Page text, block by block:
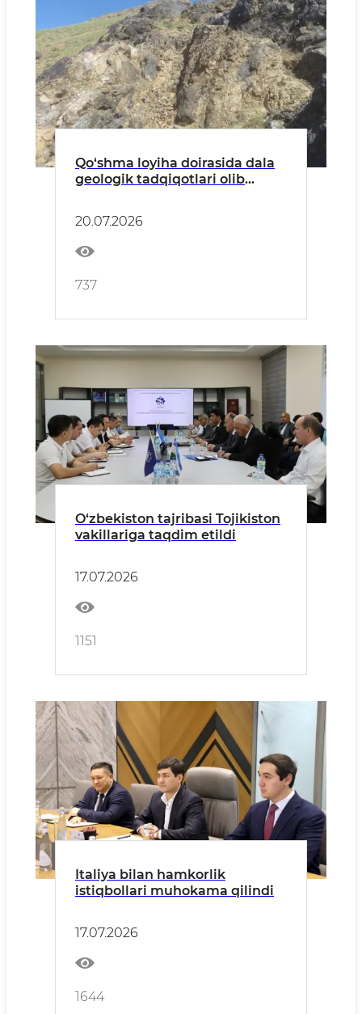
Qo‘shma loyiha doirasida dala
geologik tadqiqotlari olib
20.07.2026
737
O‘zbekiston tajribasi Tojikiston
vakillariga taqdim etildi
17.07.2026
1151
Italiya bilan hamkorlik
istiqbollari muhokama qilindi
17.07.2026
1644